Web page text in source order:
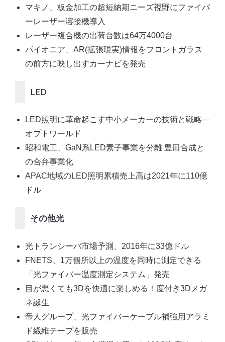
マキノ、板金加工の超短納期ニーズ視野にファイバ
ーレーザー溶接機導入
レーザー複合機の出荷台数は64万4000台
パイオニア、AR(拡張現実)情報をフロントガラス
の前方に映し出すカーナビを発売
LED
LED照明に革命起こす中小メーカーの技術と戦略―
オプトワールド
昭和電工、GaN系LED素子事業を分離 豊田合成と
の合弁事業化
APAC地域のLED照明累積売上高は2021年に110億
ドル
その他光
光トランシーバ市場予測、2016年に33億ドル
FNETS、1万個所以上の温度を同時に測定できる
「光ファイバー温度測定システム」発売
目が悪くても3Dを快適に楽しめる！度付き3Dメガ
ネ誕生
帝人グループ、光ファイバーケーブル補強用アラミ
ド繊維テープを販売